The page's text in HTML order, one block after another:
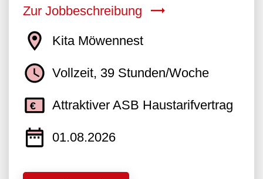
Zur Jobbeschreibung
Kita Möwennest
Vollzeit, 39 Stunden/Woche
Attraktiver ASB Haustarifvertrag
01.08.2026